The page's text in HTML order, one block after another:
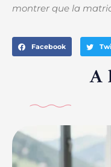
montrer que la
Facebook
A